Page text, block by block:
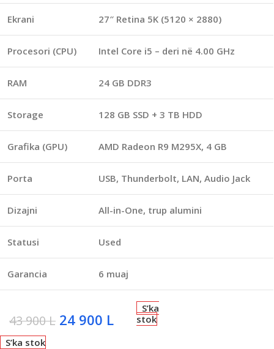
Ekrani 27″ Retina 5K (5120 × 2880)
Procesori (CPU) Intel Core i5 – deri në 4.00 GHz
RAM 24 GB DDR3
Storage 128 GB SSD + 3 TB HDD
Grafika (GPU) AMD Radeon R9 M295X, 4 GB
Porta USB, Thunderbolt, LAN, Audio Jack
Dizajni All-in-One, trup alumini
Statusi Used
Garancia 6 muaj
43 900L 24 900 L
S’ka
stok
S’ka stok